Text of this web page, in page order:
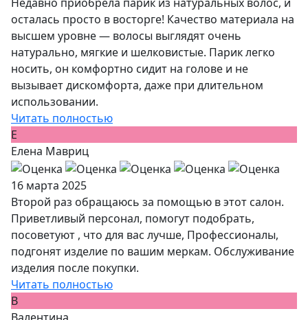
осталась просто в восторге! Качество материала на
высшем уровне — волосы выглядят очень
натурально, мягкие и шелковистые. Парик легко
носить, он комфортно сидит на голове и не
вызывает дискомфорта, даже при длительном
использовании.
Читать полностью
Е
Елена Мавриц
16 марта 2025
Второй раз обращаюсь за помощью в этот салон.
Приветливый персонал, помогут подобрать,
посоветуют , что для вас лучше, Профессионалы,
подгонят изделие по вашим меркам. Обслуживание
изделия после покупки.
Читать полностью
В
Валентина